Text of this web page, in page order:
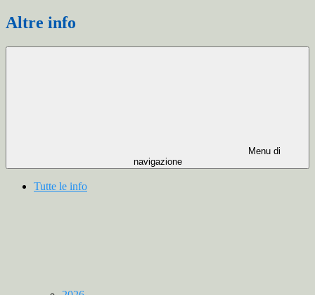
Altre info
Menu di
navigazione
Tutte le info